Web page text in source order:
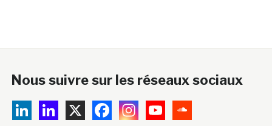
Nous suivre sur les réseaux sociaux